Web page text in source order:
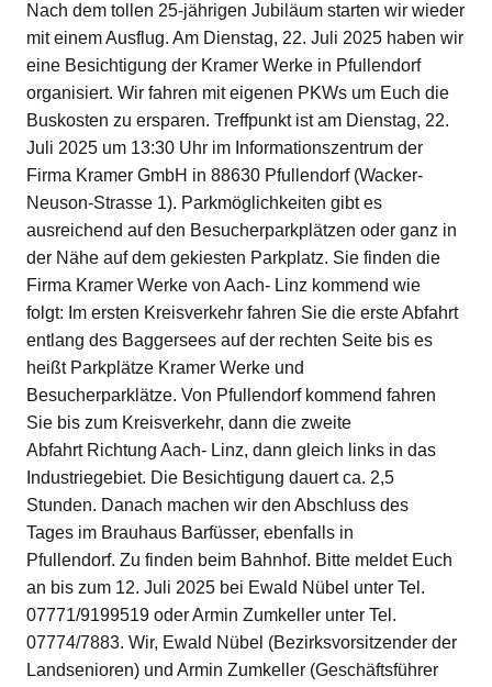
Nach dem tollen 25-jährigen Jubiläum starten wir wieder
mit einem Ausflug. Am Dienstag, 22. Juli 2025 haben wir
eine Besichtigung der Kramer Werke in Pfullendorf
organisiert. Wir fahren mit eigenen PKWs um Euch die
Buskosten zu ersparen. Treffpunkt ist am Dienstag, 22.
Juli 2025 um 13:30 Uhr im Informationszentrum der
Firma Kramer GmbH in 88630 Pfullendorf (Wacker-
Neuson-Strasse 1). Parkmöglichkeiten gibt es
ausreichend auf den Besucherparkplätzen oder ganz in
der Nähe auf dem gekiesten Parkplatz. Sie finden die
Firma Kramer Werke von Aach- Linz kommend wie
folgt: Im ersten Kreisverkehr fahren Sie die erste Abfahrt
entlang des Baggersees auf der rechten Seite bis es
heißt Parkplätze Kramer Werke und
Besucherparklätze. Von Pfullendorf kommend fahren
Sie bis zum Kreisverkehr, dann die zweite
Abfahrt Richtung Aach- Linz, dann gleich links in das
Industriegebiet. Die Besichtigung dauert ca. 2,5
Stunden. Danach machen wir den Abschluss des
Tages im Brauhaus Barfüsser, ebenfalls in
Pfullendorf. Zu finden beim Bahnhof. Bitte meldet Euch
an bis zum 12. Juli 2025 bei Ewald Nübel unter Tel.
07771/9199519 oder Armin Zumkeller unter Tel.
07774/7883. Wir, Ewald Nübel (Bezirksvorsitzender der
Landsenioren) und Armin Zumkeller (Geschäftsführer